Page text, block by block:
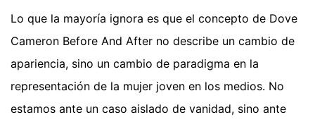
Lo que la mayoría ignora es que el concepto de Dove
Cameron Before And After no describe un cambio de
apariencia, sino un cambio de paradigma en la
representación de la mujer joven en los medios. No
estamos ante un caso aislado de vanidad, sino ante